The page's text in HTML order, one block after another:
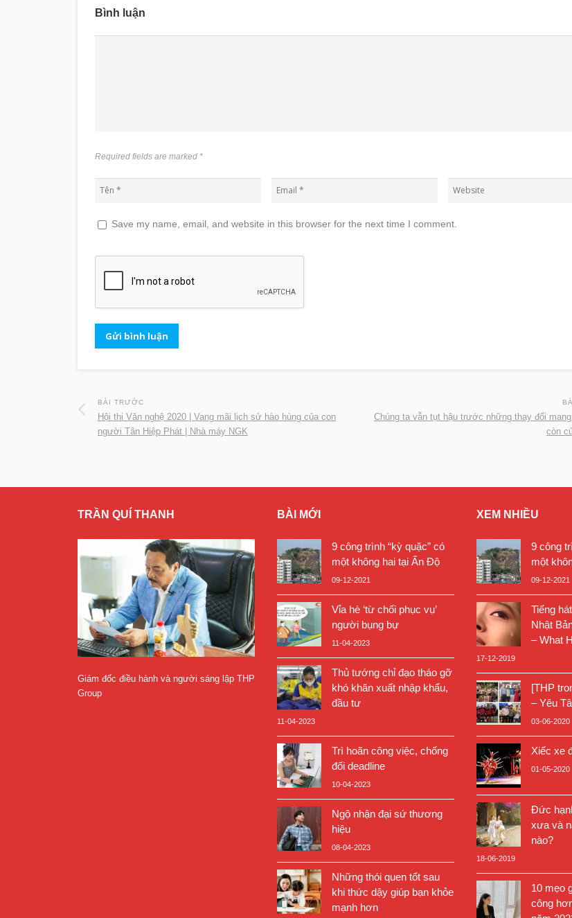
Bình luận
Required fields are marked *
Save my name, email, and website in this browser for the next time I comment.
BÀI TRƯỚC
Hội thi Văn nghệ 2020 | Vang mãi lịch sử hào hùng của con
người Tân Hiệp Phát | Nhà máy NGK
Chúng ta vẫn tụt hậu trước những thay đổi
còn
TRẦN QUÍ THANH
Giám đốc điều hành và người sáng lập THP
Group
BÀI MỚI
9 công trình “kỳ quặc” có
một không hai tại Ấn Độ
09-12-2021
Vỉa hè ‘từ chối phục vụ’
người bụng bự
11-04-2023
Thủ tướng chỉ đạo tháo gỡ
khó khăn xuất nhập khẩu,
đầu tư
11-04-2023
Trì hoãn công việc, chống
đối deadline
10-04-2023
Ngộ nhận đại sứ thương
hiệu
08-04-2023
Những thói quen tốt sau
khi thức dậy giúp bạn khỏe
mạnh hơn
XEM NHIỀU
9 công
một
09-12-2021
Tiếng
Nhật
– What
17-12-2019
[THP
– Yêu
03-06-2020
Xiếc xe
01-05-2020
Đức
xưa và
nào?
18-06-2019
10 mẹo
công